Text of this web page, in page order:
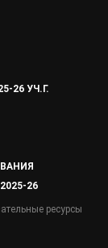
26 УЧ.Г.
26
ресурсы